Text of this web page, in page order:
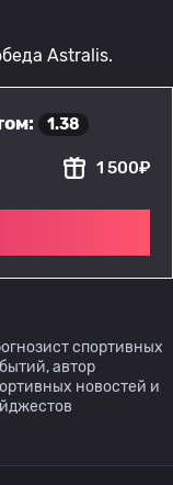
Astralis.
1.38
1 500₽
спортивных
автор
новостей и